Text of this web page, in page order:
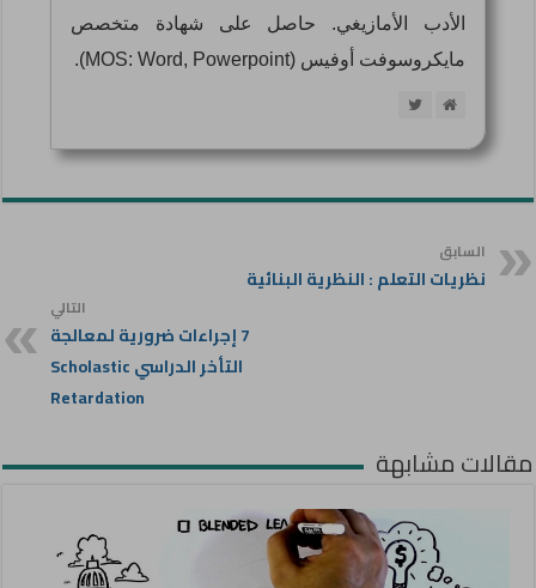
الأدب الأمازيغي. حاصل على شهادة متخصص
مايكروسوفت أوفيس (MOS: Word, Powerpoint).
السابق
نظريات التعلم : النظرية البنائية
التالي
7 إجراءات ضرورية لمعالجة
التأخر الدراسي Scholastic
Retardation
مقالات مشابهة